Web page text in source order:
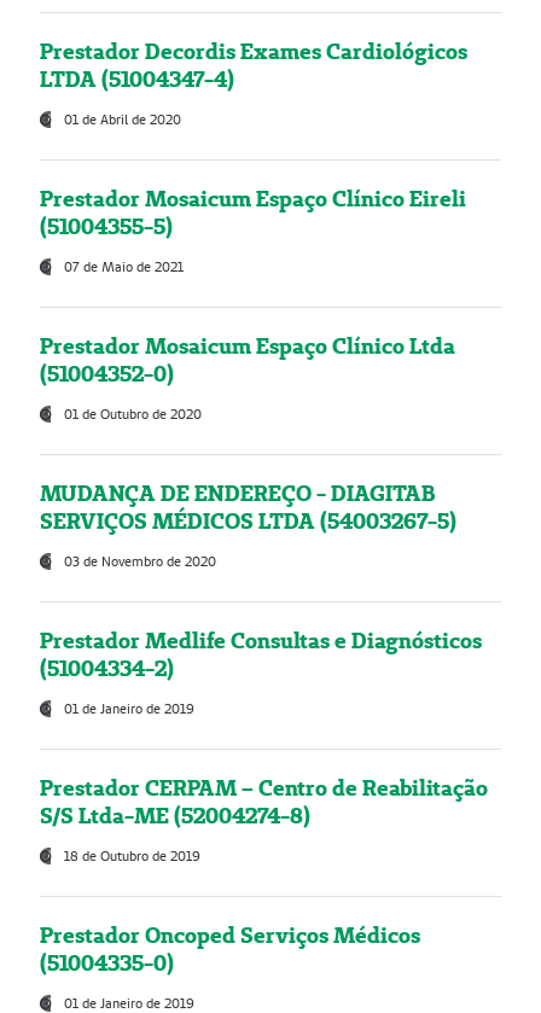
Prestador Decordis Exames Cardiológicos
LTDA (51004347-4)
01 de Abril de 2020
Prestador Mosaicum Espaço Clínico Eireli
(51004355-5)
07 de Maio de 2021
Prestador Mosaicum Espaço Clínico Ltda
(51004352-0)
01 de Outubro de 2020
MUDANÇA DE ENDEREÇO - DIAGITAB
SERVIÇOS MÉDICOS LTDA (54003267-5)
03 de Novembro de 2020
Prestador Medlife Consultas e Diagnósticos
(51004334-2)
01 de Janeiro de 2019
Prestador CERPAM – Centro de Reabilitação
S/S Ltda-ME (52004274-8)
18 de Outubro de 2019
Prestador Oncoped Serviços Médicos
(51004335-0)
01 de Janeiro de 2019